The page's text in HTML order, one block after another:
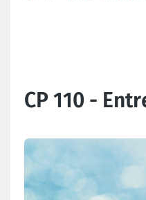
CP 110 -
Dernières